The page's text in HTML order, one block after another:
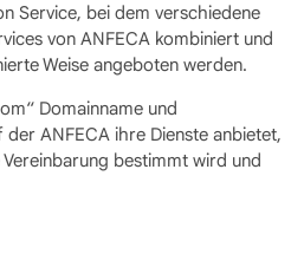
Service, bei dem verschiedene
von ANFECA kombiniert und
Weise angeboten werden.
Domainname und
der ANFECA ihre Dienste anbietet,
bestimmt wird und